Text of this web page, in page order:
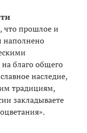
что прошлое и
наполнено
благо общего
наследие,
традициям,
закладываете